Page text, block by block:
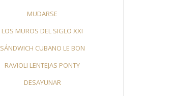
MUDARSE
LOS MUROS DEL SIGLO XXI
SÁNDWICH CUBANO LE BON
RAVIOLI LENTEJAS PONTY
DESAYUNAR